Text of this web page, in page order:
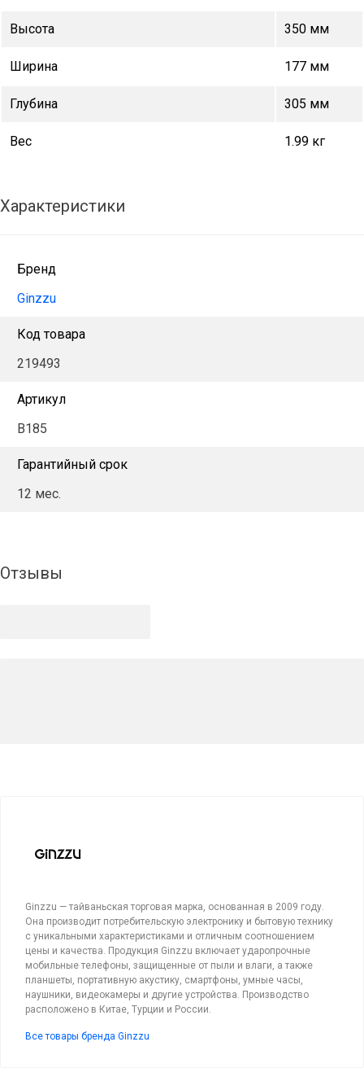
Высота 350 мм
Ширина 177 мм
Глубина 305 мм
Вес 1.99 кг
Характеристики
Бренд
Ginzzu
Код товара
219493
Артикул
B185
Гарантийный срок
12 мес.
Отзывы
Ginzzu — тайваньская торговая марка, основанная в 2009 году.
Она производит потребительскую электронику и бытовую технику
с уникальными характеристиками и отличным соотношением
цены и качества. Продукция Ginzzu включает ударопрочные
мобильные телефоны, защищенные от пыли и влаги, а также
планшеты, портативную акустику, смартфоны, умные часы,
наушники, видеокамеры и другие устройства. Производство
расположено в Китае, Турции и России.
Все товары бренда Ginzzu